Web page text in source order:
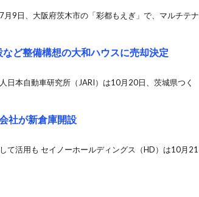
9日、大阪府茨木市の「彩都もえぎ」で、マルチテナ
ど整備構想の大和ハウスに売却決定
日本自動車研究所（JARI）は10月20日、茨城県つく
社が新倉庫開設
て活用も セイノーホールディングス（HD）は10月21